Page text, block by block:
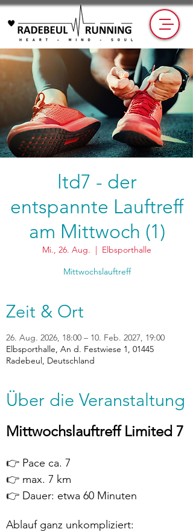
ltd7 - der
entspannte Lauftreff
am Mittwoch (1)
Mi., 26. Aug.
  |
Elbsporthalle
Mittwochslauftreff
Zeit & Ort
26. Aug. 2026, 18:00 – 10. Feb. 2027, 19:00
Elbsporthalle, An d. Festwiese 1, 01445
Radebeul, Deutschland
Über die Veranstaltung
Mittwochslauftreff Limited 7
👉 Pace ca. 7
👉 max. 7 km
👉 Dauer: etwa 60 Minuten
Ablauf ganz unkompliziert: